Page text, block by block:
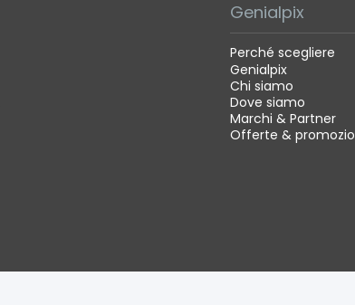
Genialpix
Perché scegliere
Genialpix
Chi siamo
Dove siamo
Marchi & Partner
Offerte &